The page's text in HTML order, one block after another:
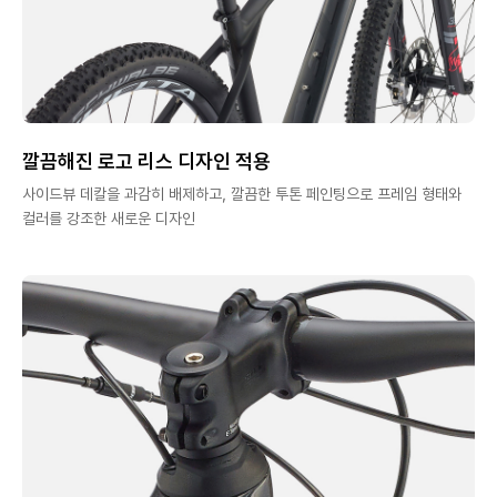
깔끔해진 로고 리스 디자인 적용
사이드뷰 데칼을 과감히 배제하고, 깔끔한 투톤 페인팅으로 프레임 형태와
컬러를 강조한 새로운 디자인